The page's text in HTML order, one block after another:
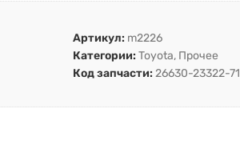
Артикул: m2226
Категории: Toyota, Прочее
Код запчасти: 26630-23322-71